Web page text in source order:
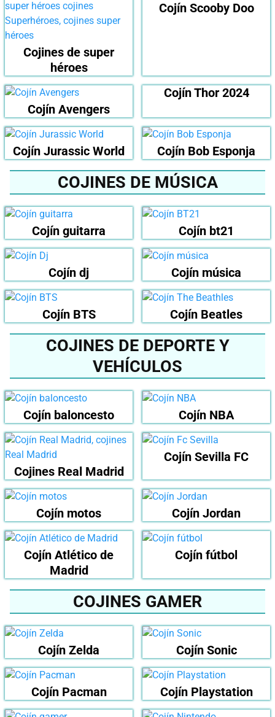
Cojines de super
héroes
Cojín Scooby Doo
Cojín Avengers
Cojín Thor 2024
Cojín Jurassic World Cojín Bob Esponja
COJINES DE MÚSICA
Cojín guitarra Cojín bt21
Cojín dj Cojín música
Cojín BTS Cojín Beatles
COJINES DE DEPORTE Y
VEHÍCULOS
Cojín baloncesto Cojín NBA
Cojines Real Madrid
Cojín Sevilla FC
Cojín motos Cojín Jordan
Cojín Atlético de
Madrid
Cojín fútbol
COJINES GAMER
Cojín Zelda Cojín Sonic
Cojín Pacman Cojín Playstation